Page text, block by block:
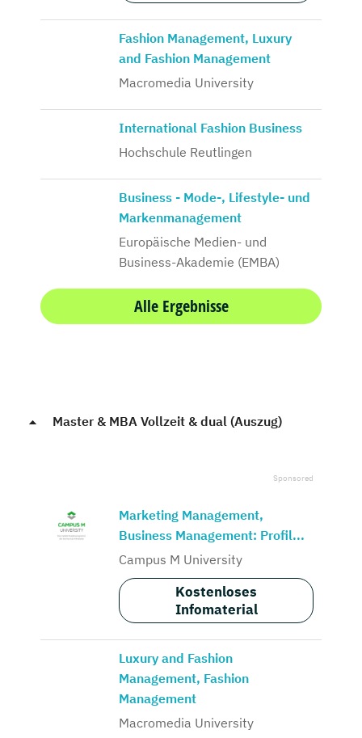
Fashion Management, Luxury
and Fashion Management
Macromedia University
International Fashion Business
Hochschule Reutlingen
Business - Mode-, Lifestyle- und
Markenmanagement
Europäische Medien- und
Business-Akademie (EMBA)
Alle Ergebnisse
Master & MBA Vollzeit & dual (Auszug)
Marketing Management,
Business Management: Profil...
Campus M University
Kostenloses
Infomaterial
Luxury and Fashion
Management, Fashion
Management
Macromedia University